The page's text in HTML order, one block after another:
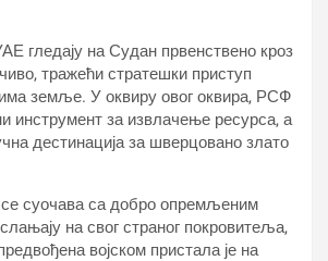
гледају на Судан првенствено кроз
тражећи стратешки приступ
земље. У оквиру овог оквира, РСФ
инструмент за извлачење ресурса, а
дестинација за шверцовано злато
се суочава са добро опремљеним
на свог страног покровитеља,
војском пристала је на